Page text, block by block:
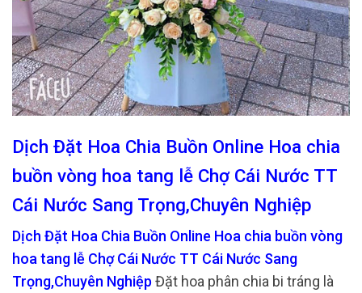
Dịch Đặt Hoa Chia Buồn Online Hoa chia
buồn vòng hoa tang lễ Chợ Cái Nước TT
Cái Nước Sang Trọng,Chuyên Nghiệp
Dịch Đặt Hoa Chia Buồn Online Hoa chia buồn vòng
hoa tang lễ Chợ Cái Nước TT Cái Nước Sang
Trọng,Chuyên Nghiệp Đặt hoa phân chia bi tráng là